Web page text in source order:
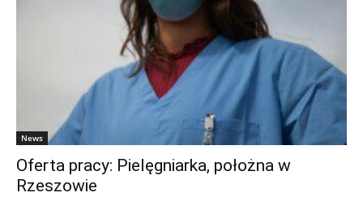
News
Oferta pracy: Pielęgniarka, położna w
Rzeszowie